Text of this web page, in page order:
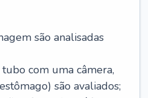
são analisadas
com uma câmera,
são avaliados;